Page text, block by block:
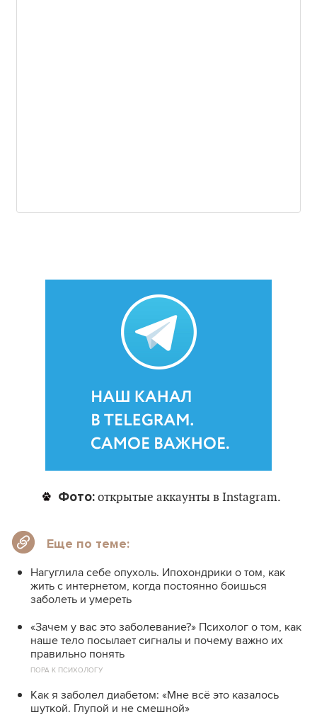
Фото: открытые аккаунты в Instagram.
Еще по теме:
Нагуглила себе опухоль. Ипохондрики о том, как
жить с интернетом, когда постоянно боишься
заболеть и умереть
«Зачем у вас это заболевание?» Психолог о том, как
наше тело посылает сигналы и почему важно их
правильно понять
ПОРА К ПСИХОЛОГУ
Как я заболел диабетом: «Мне всё это казалось
шуткой. Глупой и не смешной»